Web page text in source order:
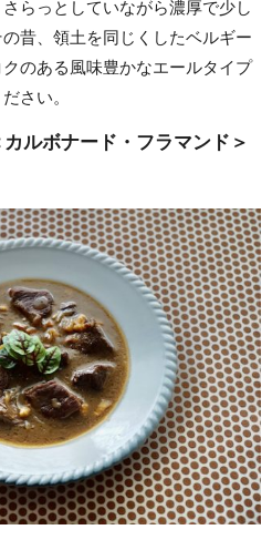
らっとしていながら濃厚で少し
昔、領土を同じくしたベルギー
のある風味豊かなエールタイプ
さい。
ルボナード・フラマンド＞